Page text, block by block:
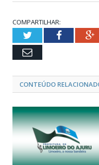
COMPARTILHAR:
TwitterFacebook
Email
CONTEÚDO